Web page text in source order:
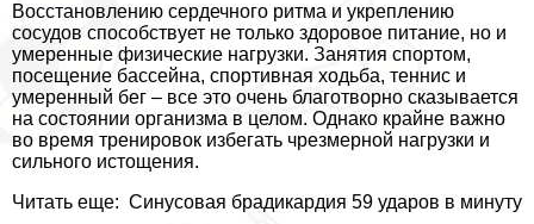
Восстановлению сердечного ритма и укреплению
сосудов способствует не только здоровое питание, но и
умеренные физические нагрузки. Занятия спортом,
посещение бассейна, спортивная ходьба, теннис и
умеренный бег – все это очень благотворно сказывается
на состоянии организма в целом. Однако крайне важно
во время тренировок избегать чрезмерной нагрузки и
сильного истощения.
Читать еще: Синусовая брадикардия 59 ударов в минуту